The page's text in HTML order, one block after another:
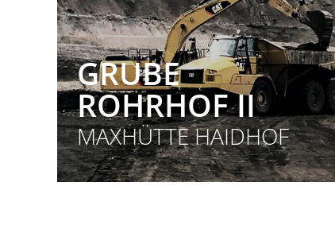
GRUBE
ROHRHOF II
MAXHÜTTE HAIDHOF